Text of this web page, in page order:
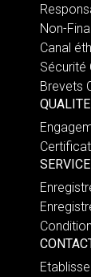
Non-
Canal
Sécurité
Brevets
QUALITE